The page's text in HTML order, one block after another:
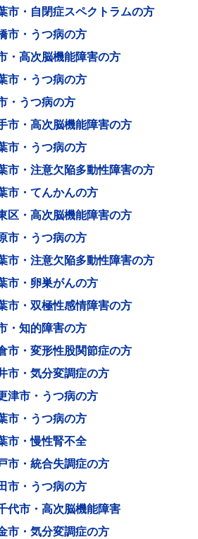
・自閉症スペクトラムの方
市・うつ病の方
高次脳機能障害の方
市・うつ病の方
・うつ病の方
・高次脳機能障害の方
市・うつ病の方
・注意欠陥多動性障害の方
市・てんかんの方
・高次脳機能障害の方
市・うつ病の方
・注意欠陥多動性障害の方
市・卵巣がんの方
・双極性感情障害の方
・知的障害の方
・変形性股関節症の方
・気分変調症の方
津市・うつ病の方
市・うつ病の方
市・慢性腎不全
・統合失調症の方
市・うつ病の方
市・高次脳機能障害
・気分変調症の方